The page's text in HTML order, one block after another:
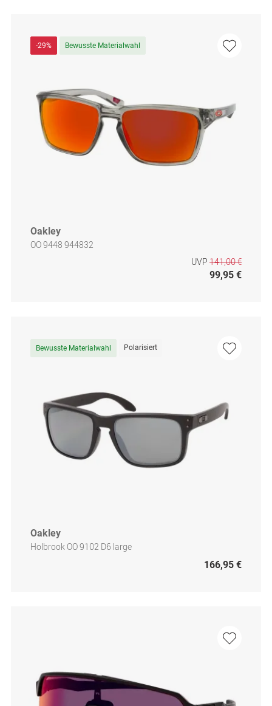
-29% Bewusste Materialwahl
Oakley
OO 9448 944832
UVP 141,00 €
99,95 €
Bewusste Materialwahl Polarisiert
Oakley
Holbrook OO 9102 D6 large
166,95 €